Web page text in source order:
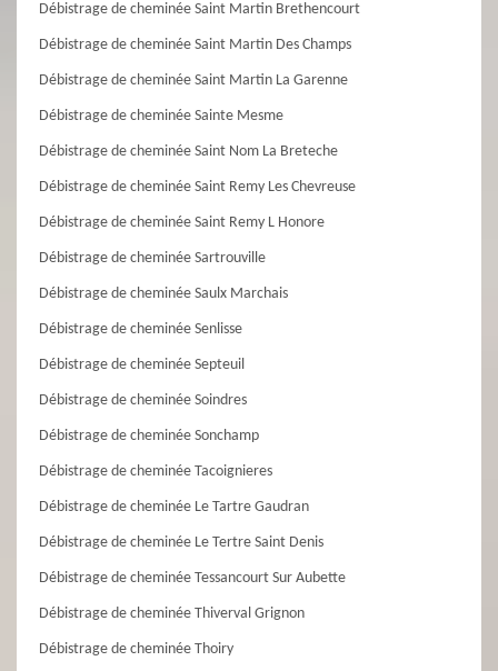
Débistrage de cheminée Saint Martin Brethencourt
Débistrage de cheminée Saint Martin Des Champs
Débistrage de cheminée Saint Martin La Garenne
Débistrage de cheminée Sainte Mesme
Débistrage de cheminée Saint Nom La Breteche
Débistrage de cheminée Saint Remy Les Chevreuse
Débistrage de cheminée Saint Remy L Honore
Débistrage de cheminée Sartrouville
Débistrage de cheminée Saulx Marchais
Débistrage de cheminée Senlisse
Débistrage de cheminée Septeuil
Débistrage de cheminée Soindres
Débistrage de cheminée Sonchamp
Débistrage de cheminée Tacoignieres
Débistrage de cheminée Le Tartre Gaudran
Débistrage de cheminée Le Tertre Saint Denis
Débistrage de cheminée Tessancourt Sur Aubette
Débistrage de cheminée Thiverval Grignon
Débistrage de cheminée Thoiry